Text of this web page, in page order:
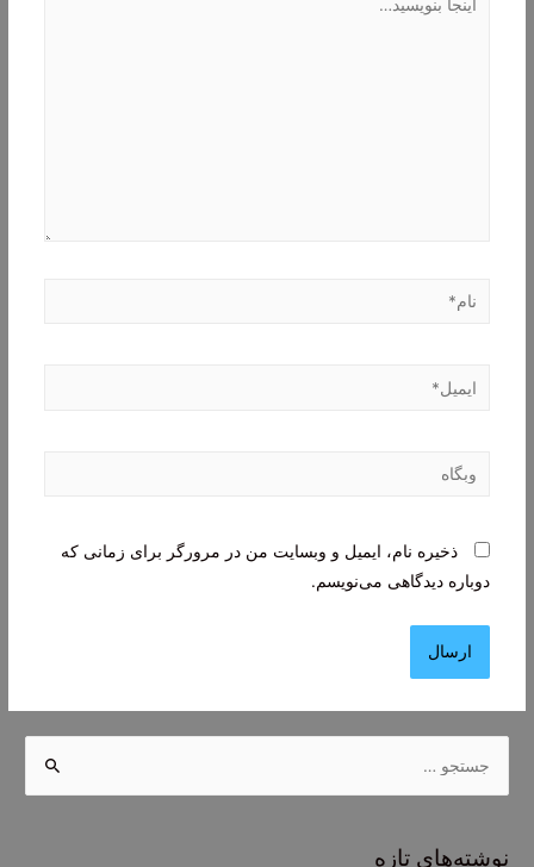
بنویسید…
نام*
ایمیل*
وبگاه
ذخیره نام، ایمیل و وبسایت من در مرورگر برای زمانی که
دوباره دیدگاهی می‌نویسم.
نوشته‌های تازه